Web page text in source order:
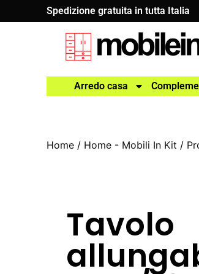
Spedizione gratuita in tutta Italia
Arredo casa
Home / Home - Mobili In Kit /
Tavolo